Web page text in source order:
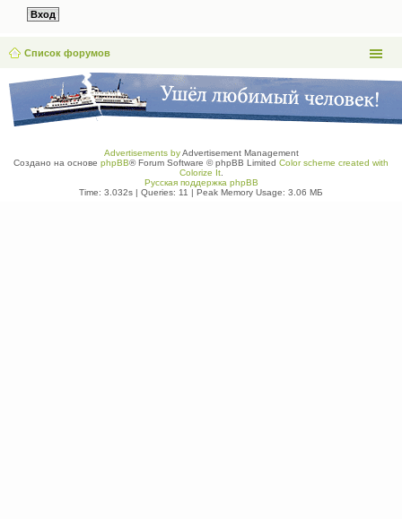
Список форумов
Advertisements byAdvertisement Management
Создано на основе phpBB® Forum Software © phpBB Limited Color scheme created with
Colorize It.
Русская поддержка phpBB
Time: 3.032s | Queries: 11 | Peak Memory Usage: 3.06 МБ